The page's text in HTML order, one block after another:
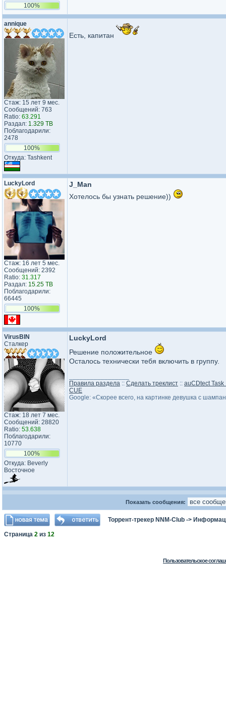
100%
annique
Стаж: 15 лет 9 мес.
Сообщений: 763
Ratio: 63.291
Раздал: 1.329 TB
Поблагодарили:
2478
100%
Откуда: Tashkent
Есть, капитан
LuckyLord
Стаж: 16 лет 5 мес.
Сообщений: 2392
Ratio: 31.317
Раздал: 15.25 TB
Поблагодарили:
66445
100%
J_Man
Хотелось бы узнать решение))
VirusBIN
Сталкер
Стаж: 18 лет 7 мес.
Сообщений: 28820
Ratio: 53.638
Поблагодарили:
10770
100%
Откуда: Beverly
Восточное
LuckyLord
Решение положительное
Осталось технически тебя включить в группу.
Правила раздела :: Сделать треклист :: auCDtect
CUE
Google: «Скорее всего, на картинке девушка с
Показать сообщения:
Торрент-трекер NNM-Club ->
Страница 2 из 12
Пользовательское